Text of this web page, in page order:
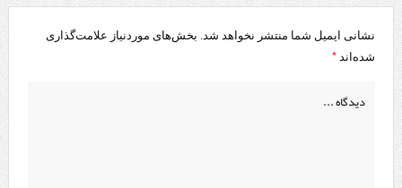
نشانی ایمیل شما منتشر نخواهد شد. بخش‌های موردنیاز علامت‌گذاری
شده‌اند *